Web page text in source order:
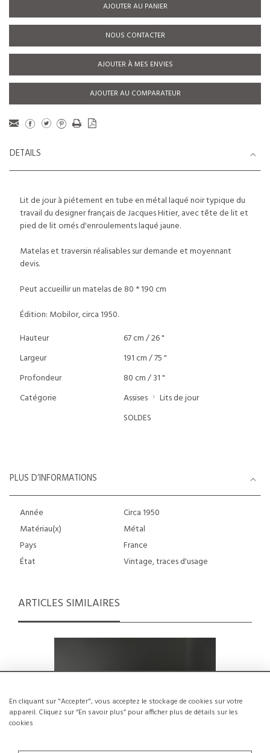
En cliquant sur "Accepter", vous acceptez le stockage de cookies sur votre
appareil. Cliquez sur “En savoir plus” pour afficher plus de détails sur les
cookies
AJOUTER AU PANIER
NOUS CONTACTER
AJOUTER À MES ENVIES
AJOUTER AU COMPARATEUR
DETAILS
Lit de jour à piétement en tube en métal laqué noir typique du
travail du designer français de Jacques Hitier, avec tête de lit et
pied de lit ornés d'enroulements laqué jaune.
Matelas et traversin réalisables sur demande et moyennant
devis.
Peut accueillir un matelas de 80 * 190 cm
Édition: Mobilor, circa 1950.
Hauteur
67 cm / 26 "
Largeur
191 cm / 75 "
Profondeur
80 cm / 31 "
Catégorie
Assises
Lits de jour
SOLDES
PLUS D’INFORMATIONS
Année
Circa 1950
Matériau(x)
Métal
Pays
France
État
Vintage, traces d'usage
ARTICLES SIMILAIRES